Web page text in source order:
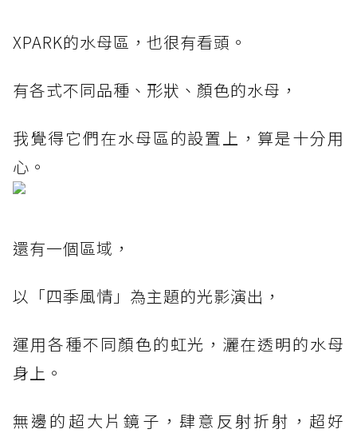
XPARK的水母區，也很有看頭。
有各式不同品種、形狀、顏色的水母，
我覺得它們在水母區的設置上，算是十分用
心。
還有一個區域，
以「四季風情」為主題的光影演出，
運用各種不同顏色的虹光，灑在透明的水母
身上。
無邊的超大片鏡子，肆意反射折射，超好